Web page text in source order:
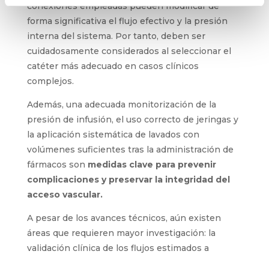
conexiones empleadas pueden modificar de
forma significativa el flujo efectivo y la presión
interna del sistema. Por tanto, deben ser
cuidadosamente considerados al seleccionar el
catéter más adecuado en casos clínicos
complejos.
Además, una adecuada monitorización de la
presión de infusión, el uso correcto de jeringas y
la aplicación sistemática de lavados con
volúmenes suficientes tras la administración de
fármacos son medidas clave para prevenir
complicaciones y preservar la integridad del
acceso vascular.
A pesar de los avances técnicos, aún existen
áreas que requieren mayor investigación: la
validación clínica de los flujos estimados a